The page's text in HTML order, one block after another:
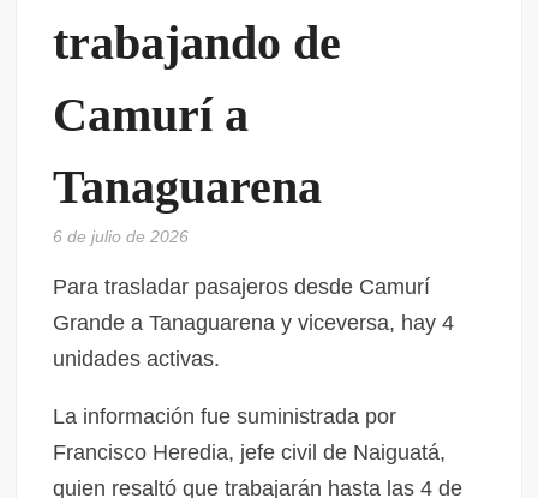
trabajando de
Camurí a
Tanaguarena
6 de julio de 2026
Para trasladar pasajeros desde Camurí
Grande a Tanaguarena y viceversa, hay 4
unidades activas.
La información fue suministrada por
Francisco Heredia, jefe civil de Naiguatá,
quien resaltó que trabajarán hasta las 4 de